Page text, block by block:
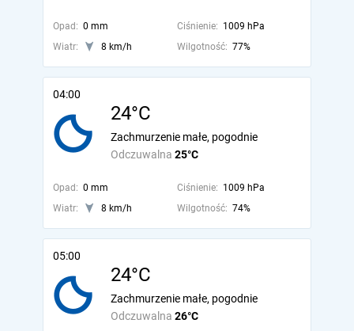
Opad: 0 mm Ciśnienie: 1009 hPa
Wiatr:
8 km/h Wilgotność: 77%
04:00
24°C
Odczuwalna 25°C
Zachmurzenie małe, pogodnie
Opad: 0 mm Ciśnienie: 1009 hPa
Wiatr:
8 km/h Wilgotność: 74%
05:00
24°C
Odczuwalna 26°C
Zachmurzenie małe, pogodnie